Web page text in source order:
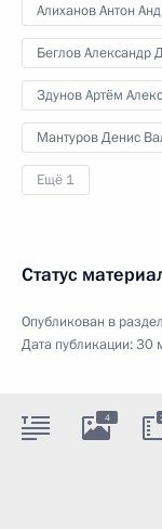
Алиханов Антон
Беглов Александр
Здунов Артём
Мантуров Денис
Ещё 1
Статус
Опубликован в
Дата публикации:30
4